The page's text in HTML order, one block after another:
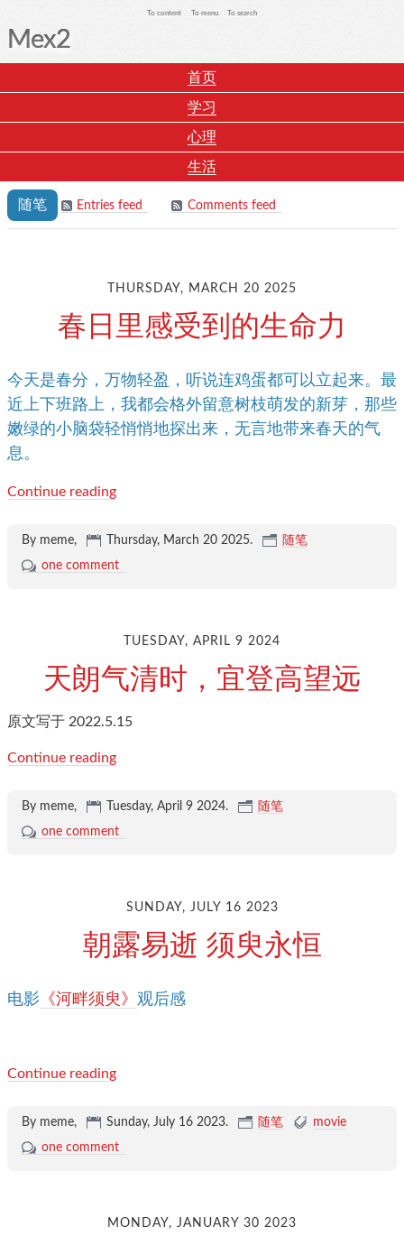
To content To menu To search
Mex2
首页
学习
心理
生活
随笔 Entries feed Comments feed
THURSDAY, MARCH 20 2025
春日里感受到的生命力
今天是春分，万物轻盈，听说连鸡蛋都可以立起来。最
近上下班路上，我都会格外留意树枝萌发的新芽，那些
嫩绿的小脑袋轻悄悄地探出来，无言地带来春天的气
息。
Continue reading
By meme, Thursday, March 20 2025.
随笔
one comment
TUESDAY, APRIL 9 2024
天朗气清时，宜登高望远
原文写于 2022.5.15
Continue reading
By meme, Tuesday, April 9 2024.
随笔
one comment
SUNDAY, JULY 16 2023
朝露易逝 须臾永恒
电影 《河畔须臾》 观后感
Continue reading
By meme, Sunday, July 16 2023. 随笔
movie
one comment
MONDAY, JANUARY 30 2023